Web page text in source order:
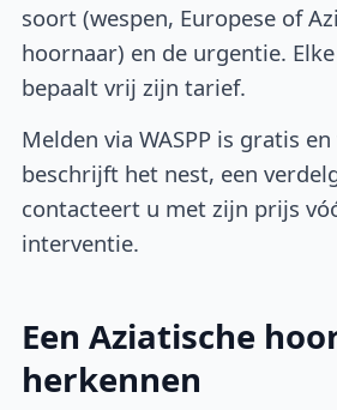
soort (wespen, Europese of
hoornaar) en de urgentie.
bepaalt vrij zijn tarief.
Melden via WASPP is gratis
beschrijft het nest, een
contacteert u met zijn prijs
interventie.
Een Aziatische
herkennen